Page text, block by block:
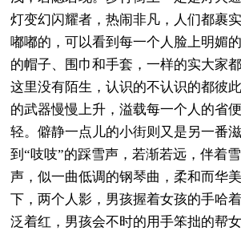
灯变幻闪耀者，热闹非凡，人们都裹
嘟嘟的，可以看到每一个人脸上明媚
的帽子、围巾和手套，一样的实大家
这里没有陌生，认识的不认识的都彼
的武器慢慢上升，溢载每一个人的省
轻。僻静一点儿的小街则又是另一番
到“吱吱”的踩雪声，若渐若远，伴着
声，似一曲低调的钢琴曲，柔和而华
下，两个人影，男孩握着女孩的手哈
泛着红，男孩会不时的用手笨拙的帮